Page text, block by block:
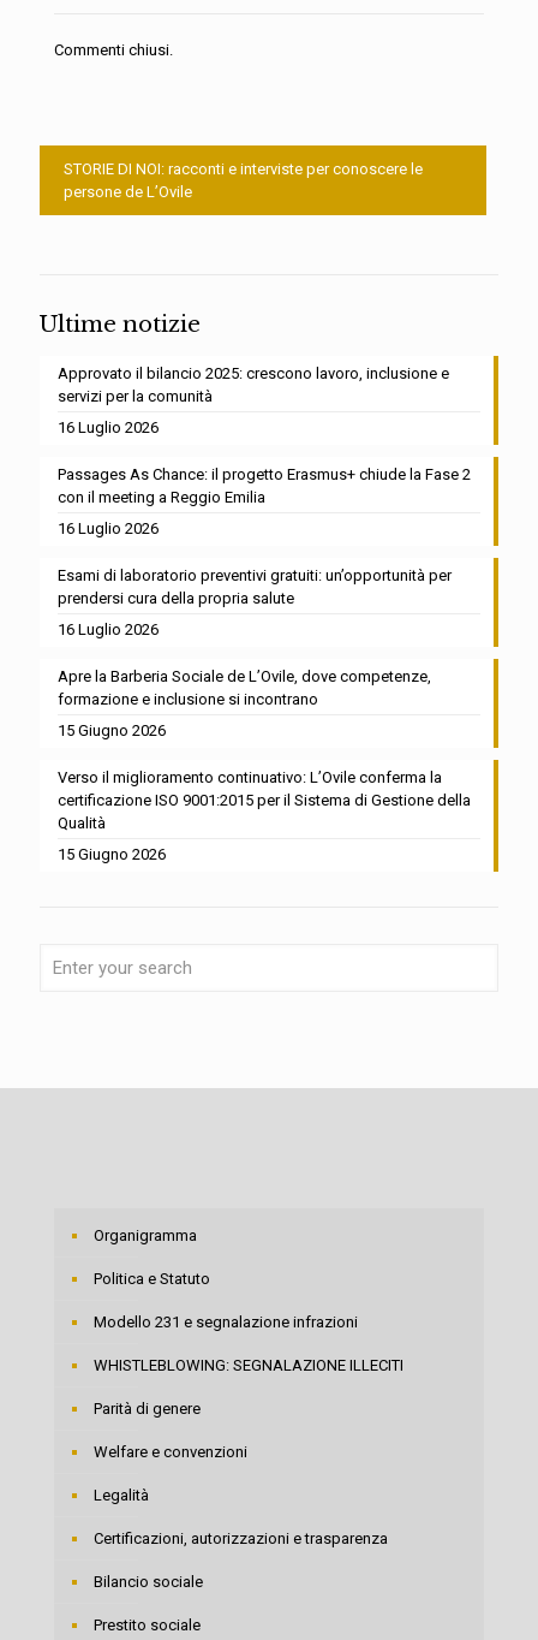
Commenti chiusi.
STORIE DI NOI: racconti e interviste per conoscere le
persone de L’Ovile
Ultime notizie
Approvato il bilancio 2025: crescono lavoro, inclusione e
servizi per la comunità
16 Luglio 2026
Passages As Chance: il progetto Erasmus+ chiude la Fase 2
con il meeting a Reggio Emilia
16 Luglio 2026
Esami di laboratorio preventivi gratuiti: un’opportunità per
prendersi cura della propria salute
16 Luglio 2026
Apre la Barberia Sociale de L’Ovile, dove competenze,
formazione e inclusione si incontrano
15 Giugno 2026
Verso il miglioramento continuativo: L’Ovile conferma la
certificazione ISO 9001:2015 per il Sistema di Gestione della
Qualità
15 Giugno 2026
Organigramma
Politica e Statuto
Modello 231 e segnalazione infrazioni
WHISTLEBLOWING: SEGNALAZIONE ILLECITI
Parità di genere
Welfare e convenzioni
Legalità
Certificazioni, autorizzazioni e trasparenza
Bilancio sociale
Prestito sociale